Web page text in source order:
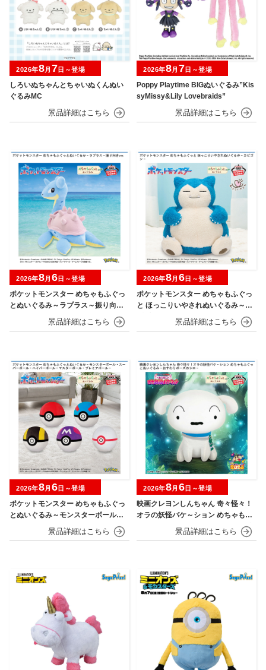
しろいぬちゃんとちゃいぬくんぬい
ぐるみMC
2026年8月 7日～登場
Poppy Playtime BIGぬいぐるみ”Kis
syMissy&Lily Lovebraids”
2026年8月 7日～登場
ポケットモンスター めちゃもふぐっ
とぬいぐるみ～ラプラス～振り向きv
2026年8月 6 日～登場
ポケットモンスター めちゃもふぐっ
と ほっこりいやされぬいぐるみ～カ
2026年8月 6 日～登場
ポケットモンスター めちゃもふぐっ
とぬいぐるみ～モンスターボール・
スーパーボール・ハイパーボール・
マスターボール・プレミアボール～
2026年8月 6日～登場
映画クレヨンしんちゃん 奇々怪々！
オラの妖怪バケ～ション めちゃもふ
ぐっとぬいぐるみ～おすわりポーズ
2026年8月 6日～登場